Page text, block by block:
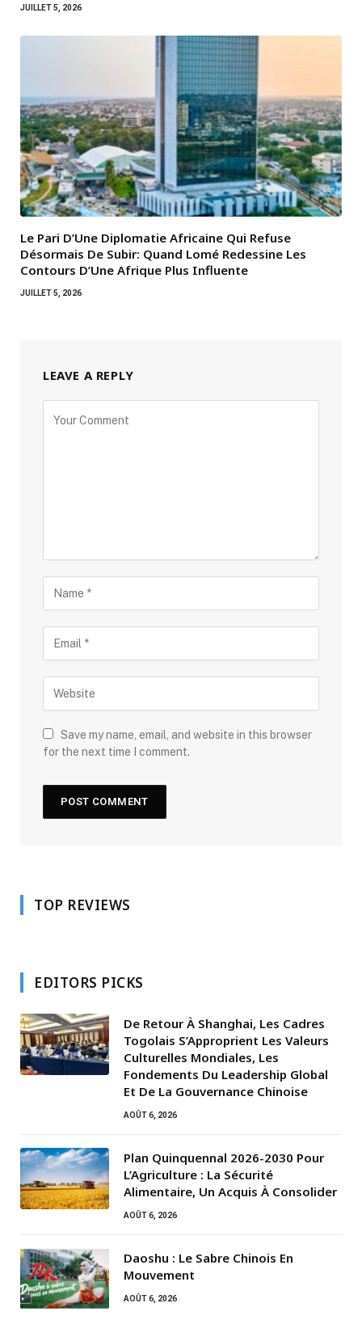
JUILLET 5, 2026
Le Pari D’Une Diplomatie Africaine Qui Refuse
Désormais De Subir: Quand Lomé Redessine Les
Contours D’Une Afrique Plus Influente
JUILLET 5, 2026
LEAVE A REPLY
Save my name, email, and website in this browser
for the next time I comment.
TOP REVIEWS
EDITORS PICKS
De Retour À Shanghai, Les Cadres
Togolais S’Approprient Les Valeurs
Culturelles Mondiales, Les
Fondements Du Leadership Global
Et De La Gouvernance Chinoise
AOÛT 6, 2026
Plan Quinquennal 2026-2030 Pour
L’Agriculture : La Sécurité
Alimentaire, Un Acquis À Consolider
AOÛT 6, 2026
Daoshu : Le Sabre Chinois En
Mouvement
AOÛT 6, 2026